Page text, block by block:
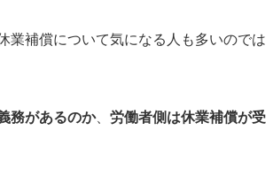
業補償について気になる人も多いのでは
務があるのか、 労働者側は休業補償が受